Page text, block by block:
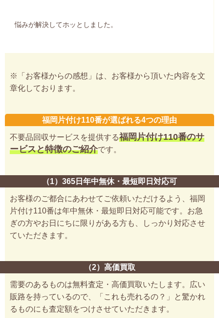
悩みが解決してホッとしました。
※「お客様からの感想」は、お客様から頂いた内容を文
章化しております。
福岡片付け110番が選ばれる4つの理由
不要品回収サービスを提供する福岡片付け110番のサ
ービスと特徴のご紹介です。
（1）365日年中無休・最短即日対応可
お客様のご都合にあわせてご依頼いただけるよう、福岡
片付け110番は年中無休・最短即日対応可能です。お急
ぎの方やお日にちに限りがある方も、しっかり対応させ
ていただきます。
（2）高価買取
需要のあるものは無料査定・高価買取いたします。広い
販路を持っているので、「これも売れるの？」と驚かれ
るものにも査定額をつけさせていただきます。